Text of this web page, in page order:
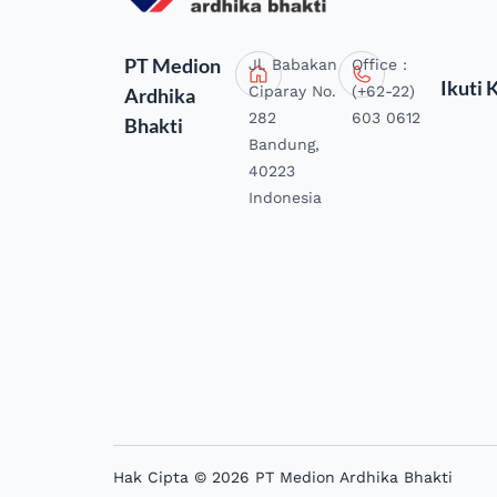
PT Medion
Ardhika
Bhakti
Jl. Babakan
Ciparay No.
282
Bandung,
40223
Indonesia
Office :
(+62-22)
603 0612
Ikuti
Hak Cipta © 2026 PT Medion Ardhika Bhakti